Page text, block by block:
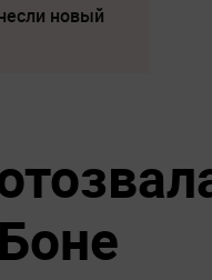
новый